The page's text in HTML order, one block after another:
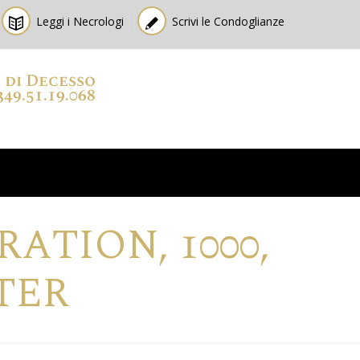
Leggi i Necrologi Scrivi le Condoglianze
Decesso
1000,